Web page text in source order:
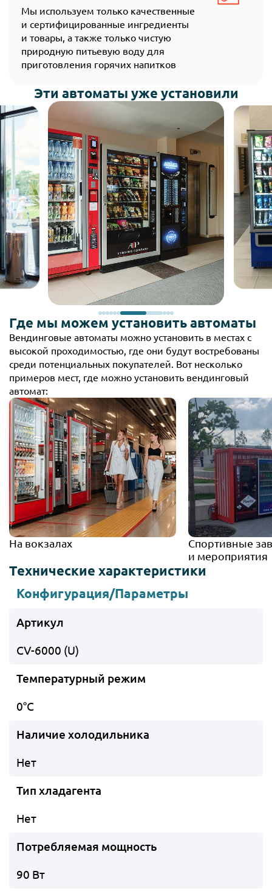
Мы используем только качественные
и сертифицированные ингредиенты
и товары, а также только чистую
природную питьевую воду для
приготовления горячих напитков
Эти автоматы уже установили
Где мы можем установить автоматы
Вендинговые автоматы можно установить в местах с
высокой проходимостью, где они будут востребованы
среди потенциальных покупателей. Вот несколько
примеров мест, где можно установить вендинговый
автомат:
На вокзалах
Спортивные
и мероприятия
Технические характеристики
Конфигурация/Параметры
Артикул
CV-6000 (U)
Температурный режим
0°C
Наличие холодильника
Нет
Тип хладагента
Нет
Потребляемая мощность
90 Вт